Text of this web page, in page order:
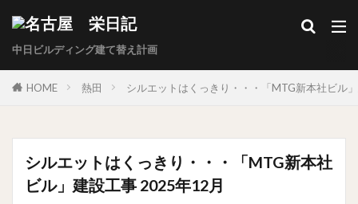
中日ビルディング建て替え計画
HOME 熱田 シルエットはくっきり・・・「MTG新本社ビル
シルエットはくっきり・・・「MTG新本社
ビル」建設工事 2025年12月